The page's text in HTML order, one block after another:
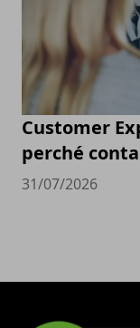
Customer
perché conta
31/07/2026